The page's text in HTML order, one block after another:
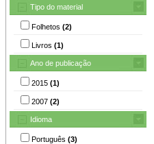
Tipo do material
Folhetos (2)
Livros (1)
Ano de publicação
2015 (1)
2007 (2)
Idioma
Português (3)